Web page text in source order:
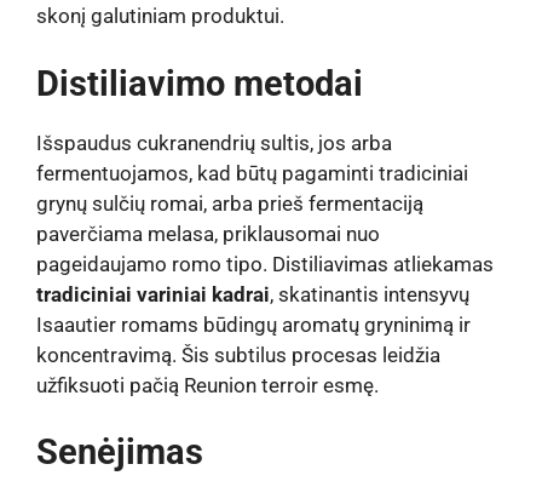
skonį galutiniam produktui.
Distiliavimo metodai
Išspaudus cukranendrių sultis, jos arba
fermentuojamos, kad būtų pagaminti tradiciniai
grynų sulčių romai, arba prieš fermentaciją
paverčiama melasa, priklausomai nuo
pageidaujamo romo tipo. Distiliavimas atliekamas
tradiciniai variniai kadrai, skatinantis intensyvų
Isaautier romams būdingų aromatų gryninimą ir
koncentravimą. Šis subtilus procesas leidžia
užfiksuoti pačią Reunion terroir esmę.
Senėjimas